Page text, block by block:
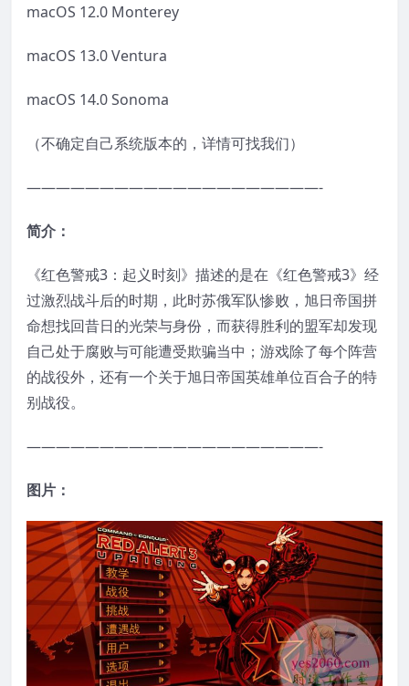
macOS 12.0 Monterey
macOS 13.0 Ventura
macOS 14.0 Sonoma
（不确定自己系统版本的，详情可找我们）
————————————————————-
简介：
《红色警戒3：起义时刻》描述的是在《红色警戒3》经
过激烈战斗后的时期，此时苏俄军队惨败，旭日帝国拼
命想找回昔日的光荣与身份，而获得胜利的盟军却发现
自己处于腐败与可能遭受欺骗当中；游戏除了每个阵营
的战役外，还有一个关于旭日帝国英雄单位百合子的特
别战役。
————————————————————-
图片：